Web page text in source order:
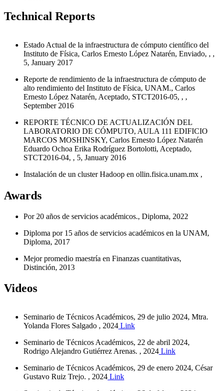
Technical Reports
Estado Actual de la infraestructura de cómputo científico del
Instituto de Física, Carlos Ernesto López Natarén, Enviado, , ,
5, January 2017
Reporte de rendimiento de la infraestructura de cómputo de
alto rendimiento del Instituto de Física, UNAM., Carlos
Ernesto López Natarén, Aceptado, STCT2016-05, , ,
September 2016
REPORTE TÉCNICO DE ACTUALIZACIÓN DEL
LABORATORIO DE CÓMPUTO, AULA 111 EDIFICIO
MARCOS MOSHINSKY, Carlos Ernesto López Natarén
Eduardo Ochoa Erika Rodríguez Bortolotti, Aceptado,
STCT2016-04, , 5, January 2016
Instalación de un cluster Hadoop en ollin.fisica.unam.mx ,
Fernández, Aceptado, (STCTYF 2015-03), , , December
2015
Implementación y creación de un sistema de reporteo de
Torque/PBS y Ganglia., Carlos Ernesto López Natarén,
Alberto Cano Ortiz, Ismael Fernández, Aceptado, STCTYF
Reporte técnico de la actualización/reinstalación del cluster
2014
Carlos Ernesto López Natarén, Publicado, , , , June 2014
Reporte técnico de la instalación de la workstation coltrane.,
Carlos Ernesto López Natarén, Publicado, , , , April 2014
Reporte técnico de la reinstalación del cluster mingus., Carlos
Ernesto López Natarén, Aceptado, , , , March 2014
Awards
Por 20 años de servicios académicos., Diploma, 2022
Diploma por 15 años de servicios académicos en la UNAM,
Diploma, 2017
Mejor promedio maestría en Finanzas cuantitativas,
Distinción, 2013
Videos
Seminario de Técnicos Académicos, 29 de julio 2024, Mtra.
Yolanda Flores Salgado , 2024 Link
Seminario de Técnicos Académicos, 22 de abril 2024,
Rodrigo Alejandro Gutiérrez Arenas. , 2024 Link
Seminario de Técnicos Académicos, 29 de enero 2024, César
Gustavo Ruiz Trejo. , 2024 Link